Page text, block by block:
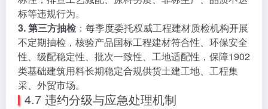
标等违规行为。
3. 第三方抽检：每季度委托权威工程建材质检机构开展
不定期抽检，核验产品国标工程建材符合性、环保安全
性、级配稳定性、批次一致性、工地适配性，保障1902
类基础建筑用料长期稳定合规供货土建工地、工程集
采、外贸市场。
4.7 违约分级与应急处理机制